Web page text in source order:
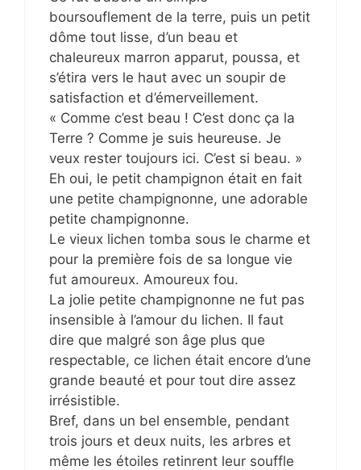
boursouflement de la terre, puis un petit
dôme tout lisse, d’un beau et
chaleureux marron apparut, poussa, et
s’étira vers le haut avec un soupir de
satisfaction et d’émerveillement.
« Comme c’est beau ! C’est donc ça la
Terre ? Comme je suis heureuse. Je
veux rester toujours ici. C’est si beau. »
Eh oui, le petit champignon était en fait
une petite champignonne, une adorable
petite champignonne.
Le vieux lichen tomba sous le charme et
pour la première fois de sa longue vie
fut amoureux. Amoureux fou.
La jolie petite champignonne ne fut pas
insensible à l’amour du lichen. Il faut
dire que malgré son âge plus que
respectable, ce lichen était encore d’une
grande beauté et pour tout dire assez
irrésistible.
Bref, dans un bel ensemble, pendant
trois jours et deux nuits, les arbres et
même les étoiles retinrent leur souffle